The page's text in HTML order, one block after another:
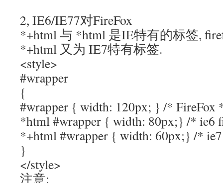
2, IE6/IE77对FireFox
*+html 与 *html 是IE特有的标签,
*+html 又为 IE7特有标签.
<style>
#wrapper
{
#wrapper { width: 120px; } /*
*html #wrapper { width: 80px;} /* ie6
*+html #wrapper { width: 60px;} /*
}
</style>
注意: